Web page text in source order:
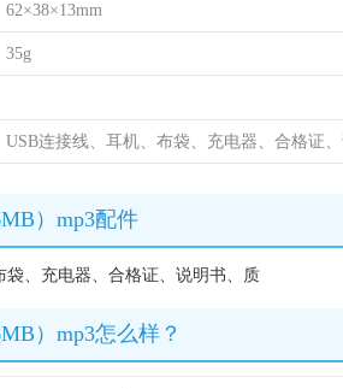
62×38×13mm
35g
USB连接线、耳机、布袋、充电器、合格证
）mp3配件
袋、充电器、合格证、说明书、质
）mp3怎么样？